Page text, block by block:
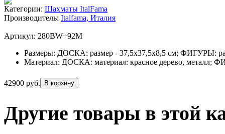
Категории: Шахматы ItalFama
Производитель: Italfama, Италия
Артикул: 280BW+92M
Размеры: ДОСКА: размер - 37,5х37,5х8,5 см; ФИГУРЫ:
Материал: ДОСКА: материал: красное дерево, металл;
42900 руб.
Другие товары в этой